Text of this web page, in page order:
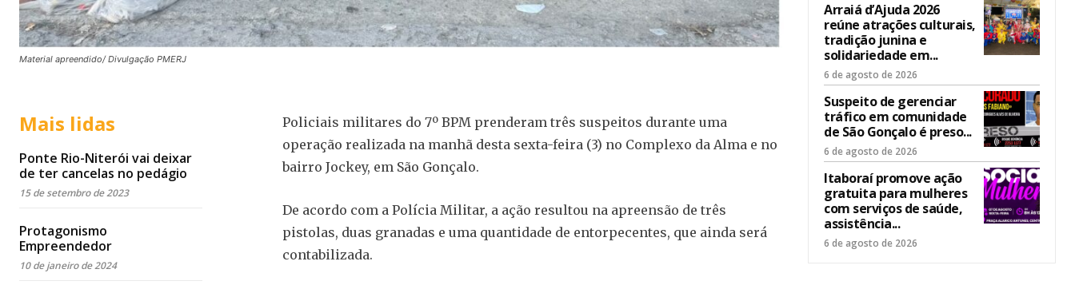
Material apreendido/ Divulgação PMERJ
Mais lidas
Ponte Rio-Niterói vai deixar
de ter cancelas no pedágio
15 de setembro de 2023
Protagonismo
Empreendedor
10 de janeiro de 2024
Policiais militares do 7º BPM prenderam três suspeitos durante uma
operação realizada na manhã desta sexta-feira (3) no Complexo da Alma e no
bairro Jockey, em São Gonçalo.
De acordo com a Polícia Militar, a ação resultou na apreensão de três
pistolas, duas granadas e uma quantidade de entorpecentes, que ainda será
contabilizada.
Arraiá d’Ajuda 2026
reúne atrações culturais,
tradição junina e
solidariedade em...
6 de agosto de 2026
Suspeito de gerenciar
tráfico em comunidade
de São Gonçalo é preso...
6 de agosto de 2026
Itaboraí promove ação
gratuita para mulheres
com serviços de saúde,
assistência...
6 de agosto de 2026